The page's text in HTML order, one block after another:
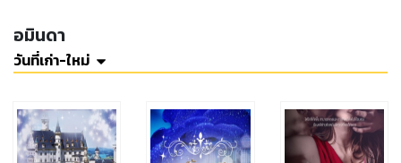
อมินดา
วันที่เก่า-ใหม่